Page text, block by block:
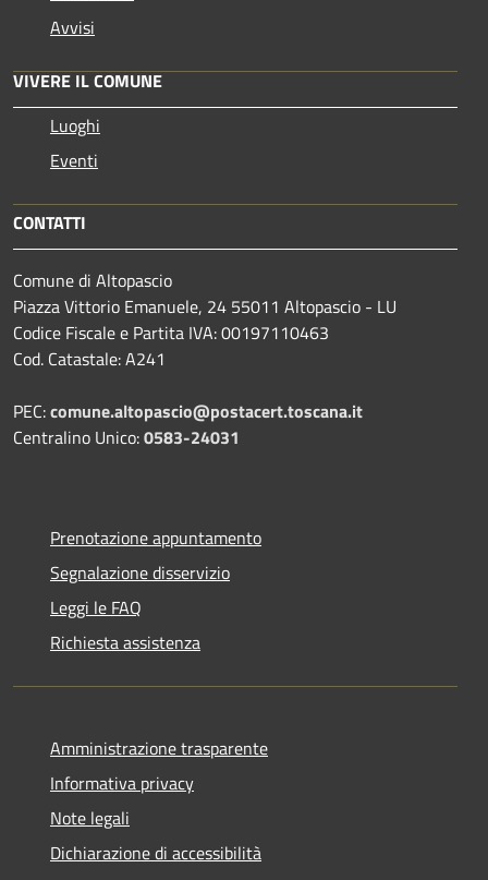
Avvisi
VIVERE IL COMUNE
Luoghi
Eventi
CONTATTI
Comune di Altopascio
Piazza Vittorio Emanuele, 24 55011 Altopascio - LU
Codice Fiscale e Partita IVA: 00197110463
Cod. Catastale: A241
PEC:comune.altopascio@postacert.toscana.it
Centralino Unico:0583-24031
Prenotazione appuntamento
Segnalazione disservizio
Leggi le FAQ
Richiesta assistenza
Amministrazione trasparente
Informativa privacy
Note legali
Dichiarazione di accessibilità